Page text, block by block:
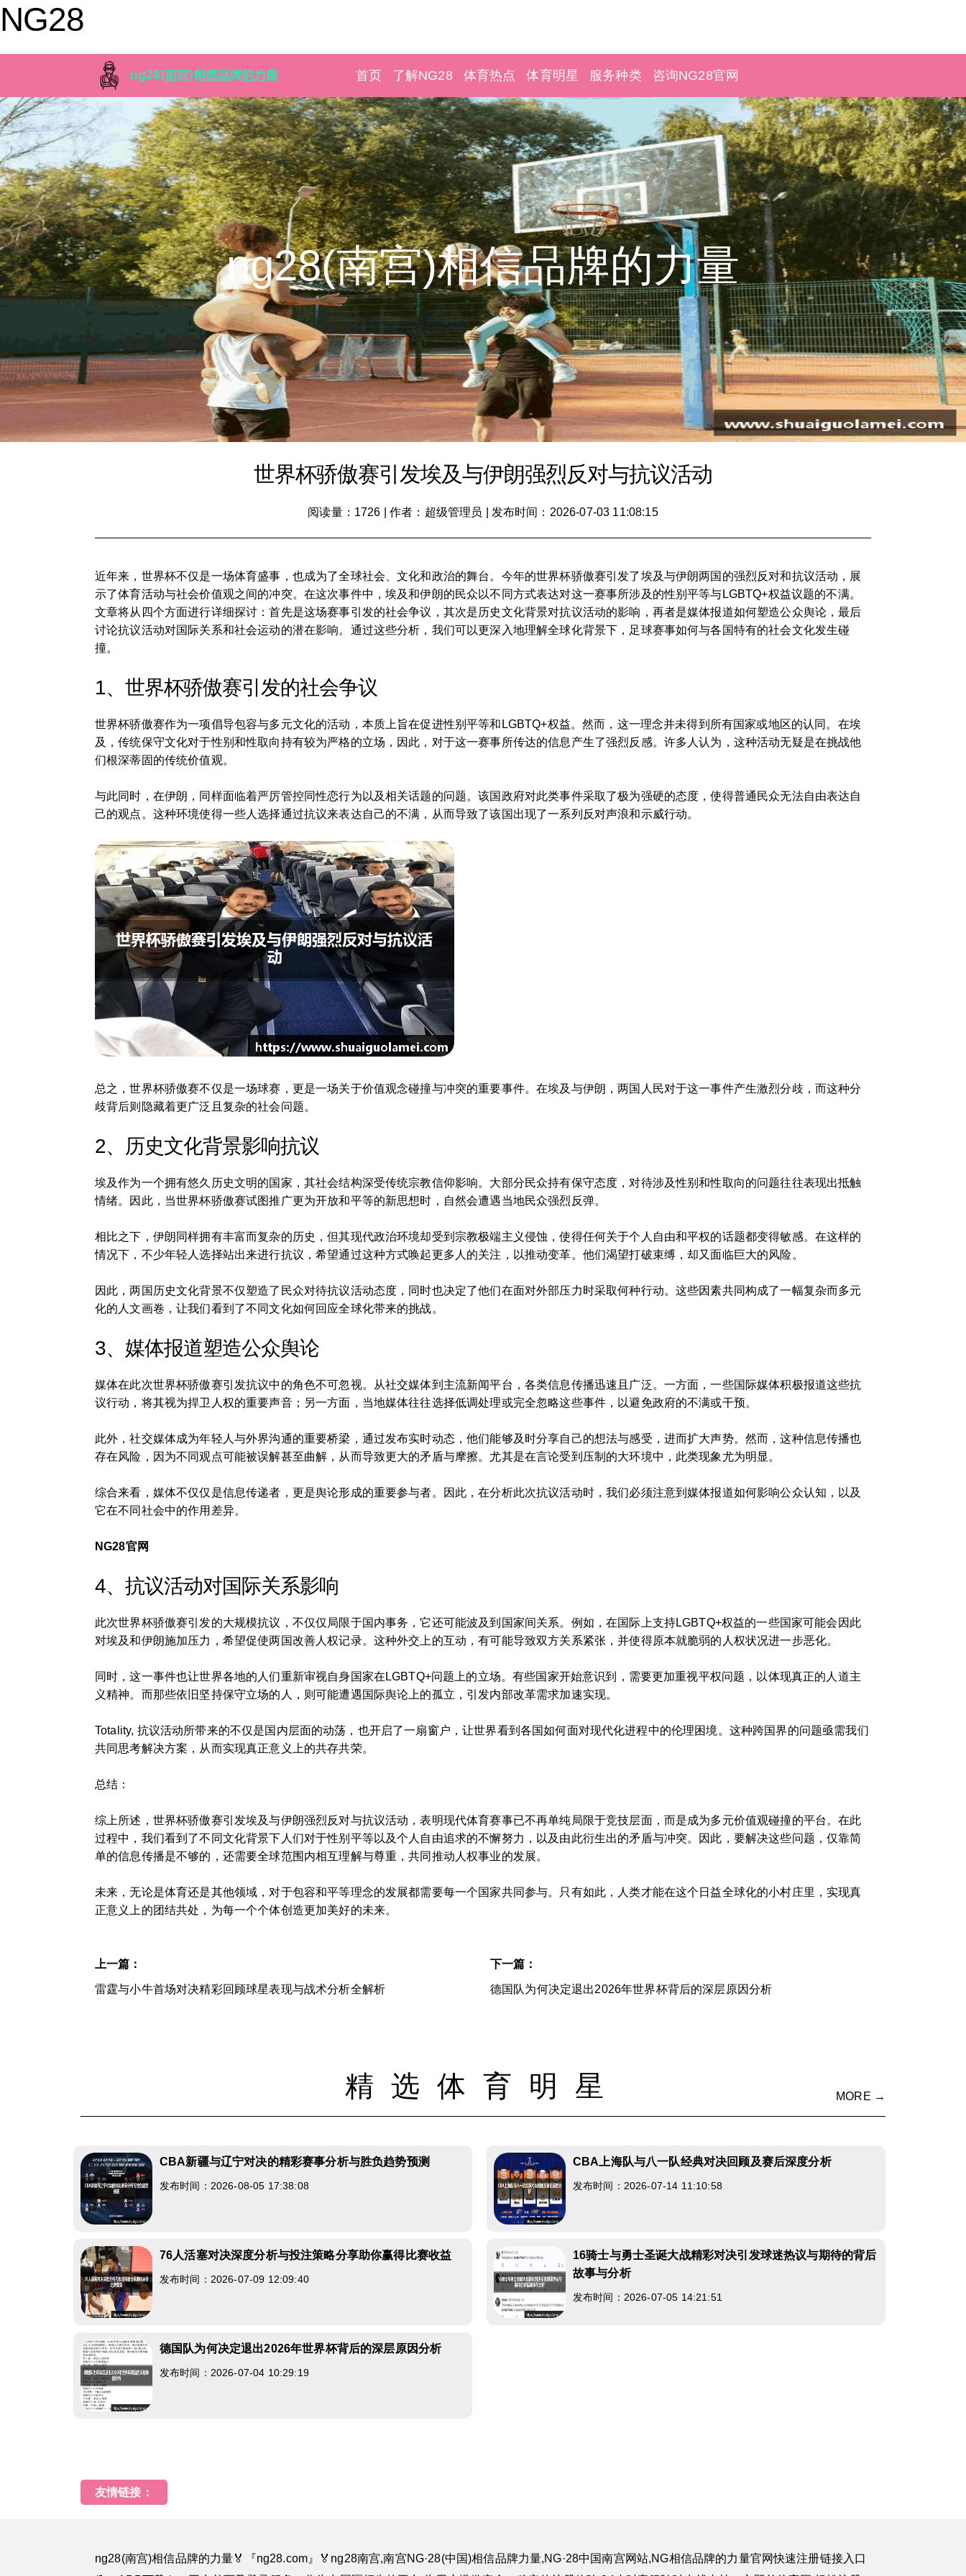
NG28
首页 了解NG28 体育热点 体育明星 服务种类 咨询NG28官网
ng28(南宫)相信品牌的力量
世界杯骄傲赛引发埃及与伊朗强烈反对与抗议活动
阅读量：1726 |作者：超级管理员 发布时间：2026-07-03 11:08:15
近年来，世界杯不仅是一场体育盛事，也成为了全球社会、文化和政治的舞台。今年的世界杯骄傲赛引发了埃及与伊朗两国的强烈反对和抗议活动，展
示了体育活动与社会价值观之间的冲突。在这次事件中，埃及和伊朗的民众以不同方式表达对这一赛事所涉及的性别平等与LGBTQ+权益议题的不满。
文章将从四个方面进行详细探讨：首先是这场赛事引发的社会争议，其次是历史文化背景对抗议活动的影响，再者是媒体报道如何塑造公众舆论，最后
讨论抗议活动对国际关系和社会运动的潜在影响。通过这些分析，我们可以更深入地理解全球化背景下，足球赛事如何与各国特有的社会文化发生碰
撞。
1、世界杯骄傲赛引发的社会争议
世界杯骄傲赛作为一项倡导包容与多元文化的活动，本质上旨在促进性别平等和LGBTQ+权益。然而，这一理念并未得到所有国家或地区的认同。在埃
及，传统保守文化对于性别和性取向持有较为严格的立场，因此，对于这一赛事所传达的信息产生了强烈反感。许多人认为，这种活动无疑是在挑战他
们根深蒂固的传统价值观。
与此同时，在伊朗，同样面临着严厉管控同性恋行为以及相关话题的问题。该国政府对此类事件采取了极为强硬的态度，使得普通民众无法自由表达自
己的观点。这种环境使得一些人选择通过抗议来表达自己的不满，从而导致了该国出现了一系列反对声浪和示威行动。
总之，世界杯骄傲赛不仅是一场球赛，更是一场关于价值观念碰撞与冲突的重要事件。在埃及与伊朗，两国人民对于这一事件产生激烈分歧，而这种分
歧背后则隐藏着更广泛且复杂的社会问题。
2、历史文化背景影响抗议
埃及作为一个拥有悠久历史文明的国家，其社会结构深受传统宗教信仰影响。大部分民众持有保守态度，对待涉及性别和性取向的问题往往表现出抵触
情绪。因此，当世界杯骄傲赛试图推广更为开放和平等的新思想时，自然会遭遇当地民众强烈反弹。
相比之下，伊朗同样拥有丰富而复杂的历史，但其现代政治环境却受到宗教极端主义侵蚀，使得任何关于个人自由和平权的话题都变得敏感。在这样的
情况下，不少年轻人选择站出来进行抗议，希望通过这种方式唤起更多人的关注，以推动变革。他们渴望打破束缚，却又面临巨大的风险。
因此，两国历史文化背景不仅塑造了民众对待抗议活动态度，同时也决定了他们在面对外部压力时采取何种行动。这些因素共同构成了一幅复杂而多元
化的人文画卷，让我们看到了不同文化如何回应全球化带来的挑战。
3、媒体报道塑造公众舆论
媒体在此次世界杯骄傲赛引发抗议中的角色不可忽视。从社交媒体到主流新闻平台，各类信息传播迅速且广泛。一方面，一些国际媒体积极报道这些抗
议行动，将其视为捍卫人权的重要声音；另一方面，当地媒体往往选择低调处理或完全忽略这些事件，以避免政府的不满或干预。
此外，社交媒体成为年轻人与外界沟通的重要桥梁，通过发布实时动态，他们能够及时分享自己的想法与感受，进而扩大声势。然而，这种信息传播也
存在风险，因为不同观点可能被误解甚至曲解，从而导致更大的矛盾与摩擦。尤其是在言论受到压制的大环境中，此类现象尤为明显。
综合来看，媒体不仅仅是信息传递者，更是舆论形成的重要参与者。因此，在分析此次抗议活动时，我们必须注意到媒体报道如何影响公众认知，以及
它在不同社会中的作用差异。
NG28官网
4、抗议活动对国际关系影响
此次世界杯骄傲赛引发的大规模抗议，不仅仅局限于国内事务，它还可能波及到国家间关系。例如，在国际上支持LGBTQ+权益的一些国家可能会因此
对埃及和伊朗施加压力，希望促使两国改善人权记录。这种外交上的互动，有可能导致双方关系紧张，并使得原本就脆弱的人权状况进一步恶化。
同时，这一事件也让世界各地的人们重新审视自身国家在LGBTQ+问题上的立场。有些国家开始意识到，需要更加重视平权问题，以体现真正的人道主
义精神。而那些依旧坚持保守立场的人，则可能遭遇国际舆论上的孤立，引发内部改革需求加速实现。
Totality, 抗议活动所带来的不仅是国内层面的动荡，也开启了一扇窗户，让世界看到各国如何面对现代化进程中的伦理困境。这种跨国界的问题亟需我们
共同思考解决方案，从而实现真正意义上的共存共荣。
总结：
综上所述，世界杯骄傲赛引发埃及与伊朗强烈反对与抗议活动，表明现代体育赛事已不再单纯局限于竞技层面，而是成为多元价值观碰撞的平台。在此
过程中，我们看到了不同文化背景下人们对于性别平等以及个人自由追求的不懈努力，以及由此衍生出的矛盾与冲突。因此，要解决这些问题，仅靠简
单的信息传播是不够的，还需要全球范围内相互理解与尊重，共同推动人权事业的发展。
未来，无论是体育还是其他领域，对于包容和平等理念的发展都需要每一个国家共同参与。只有如此，人类才能在这个日益全球化的小村庄里，实现真
正意义上的团结共处，为每一个个体创造更加美好的未来。
上一篇：
雷霆与小牛首场对决精彩回顾球星表现与战术分析全解析
下一篇：
德国队为何决定退出2026年世界杯背后的深层原因分析
精选体育明星 MORE →
CBA新疆与辽宁对决的精彩赛事分析与胜负趋势预测
发布时间：2026-08-05 17:38:08
CBA上海队与八一队经典对决回顾及赛后深度分析
发布时间：2026-07-14 11:10:58
76人活塞对决深度分析与投注策略分享助你赢得比赛收益
发布时间：2026-07-09 12:09:40
16骑士与勇士圣诞大战精彩对决引发球迷热议与期待的背后
故事与分析
发布时间：2026-07-05 14:21:51
德国队为何决定退出2026年世界杯背后的深层原因分析
发布时间：2026-07-04 10:29:19
友情链接：
ng28(南宫)相信品牌的力量🏅『ng28.com』🏅ng28南宫,南宫NG·28(中国)相信品牌力量,NG·28中国南宫网站,NG相信品牌的力量官网快速注册链接入口